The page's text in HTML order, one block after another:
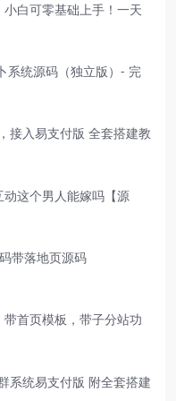
白可零基础上手！一天
系统源码（独立版）- 完
接入易支付版 全套搭建教
这个男人能嫁吗【源
带落地页源码
首页模板，带子分站功
系统易支付版 附全套搭建